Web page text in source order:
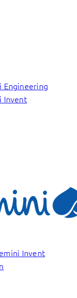
Engineering
Invent